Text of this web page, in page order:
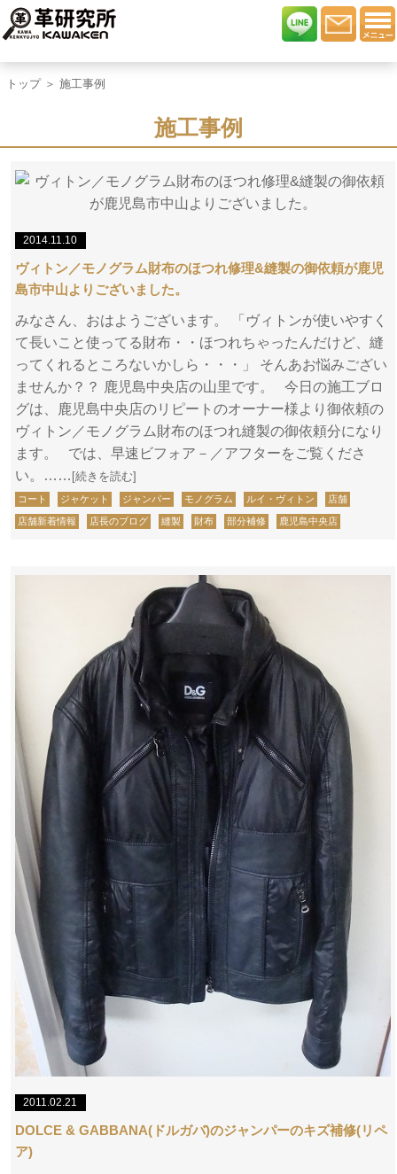
トップ＞ 施工事例
施工事例
2014.11.10
ヴィトン／モノグラム財布のほつれ修理&縫製の御依頼が鹿児
島市中山よりございました。
みなさん、おはようございます。 「ヴィトンが使いやすく
て長いこと使ってる財布・・ほつれちゃったんだけど、縫
ってくれるところないかしら・・・」 そんあお悩みござい
ませんか？？ 鹿児島中央店の山里です。 今日の施工ブロ
グは、鹿児島中央店のリピートのオーナー様より御依頼の
ヴィトン／モノグラム財布のほつれ縫製の御依頼分になり
ます。 では、早速ビフォア－／アフターをご覧くださ
い。…… [続きを読む]
コート ジャケット ジャンパー モノグラム ルイ・ヴィトン 店舗
店舗新着情報 店長のブログ 縫製 財布 部分補修 鹿児島中央店
2011.02.21
DOLCE & GABBANA(ドルガバ)のジャンパーのキズ補修(リペ
ア)